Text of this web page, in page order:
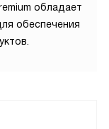
обладает
обеспечения